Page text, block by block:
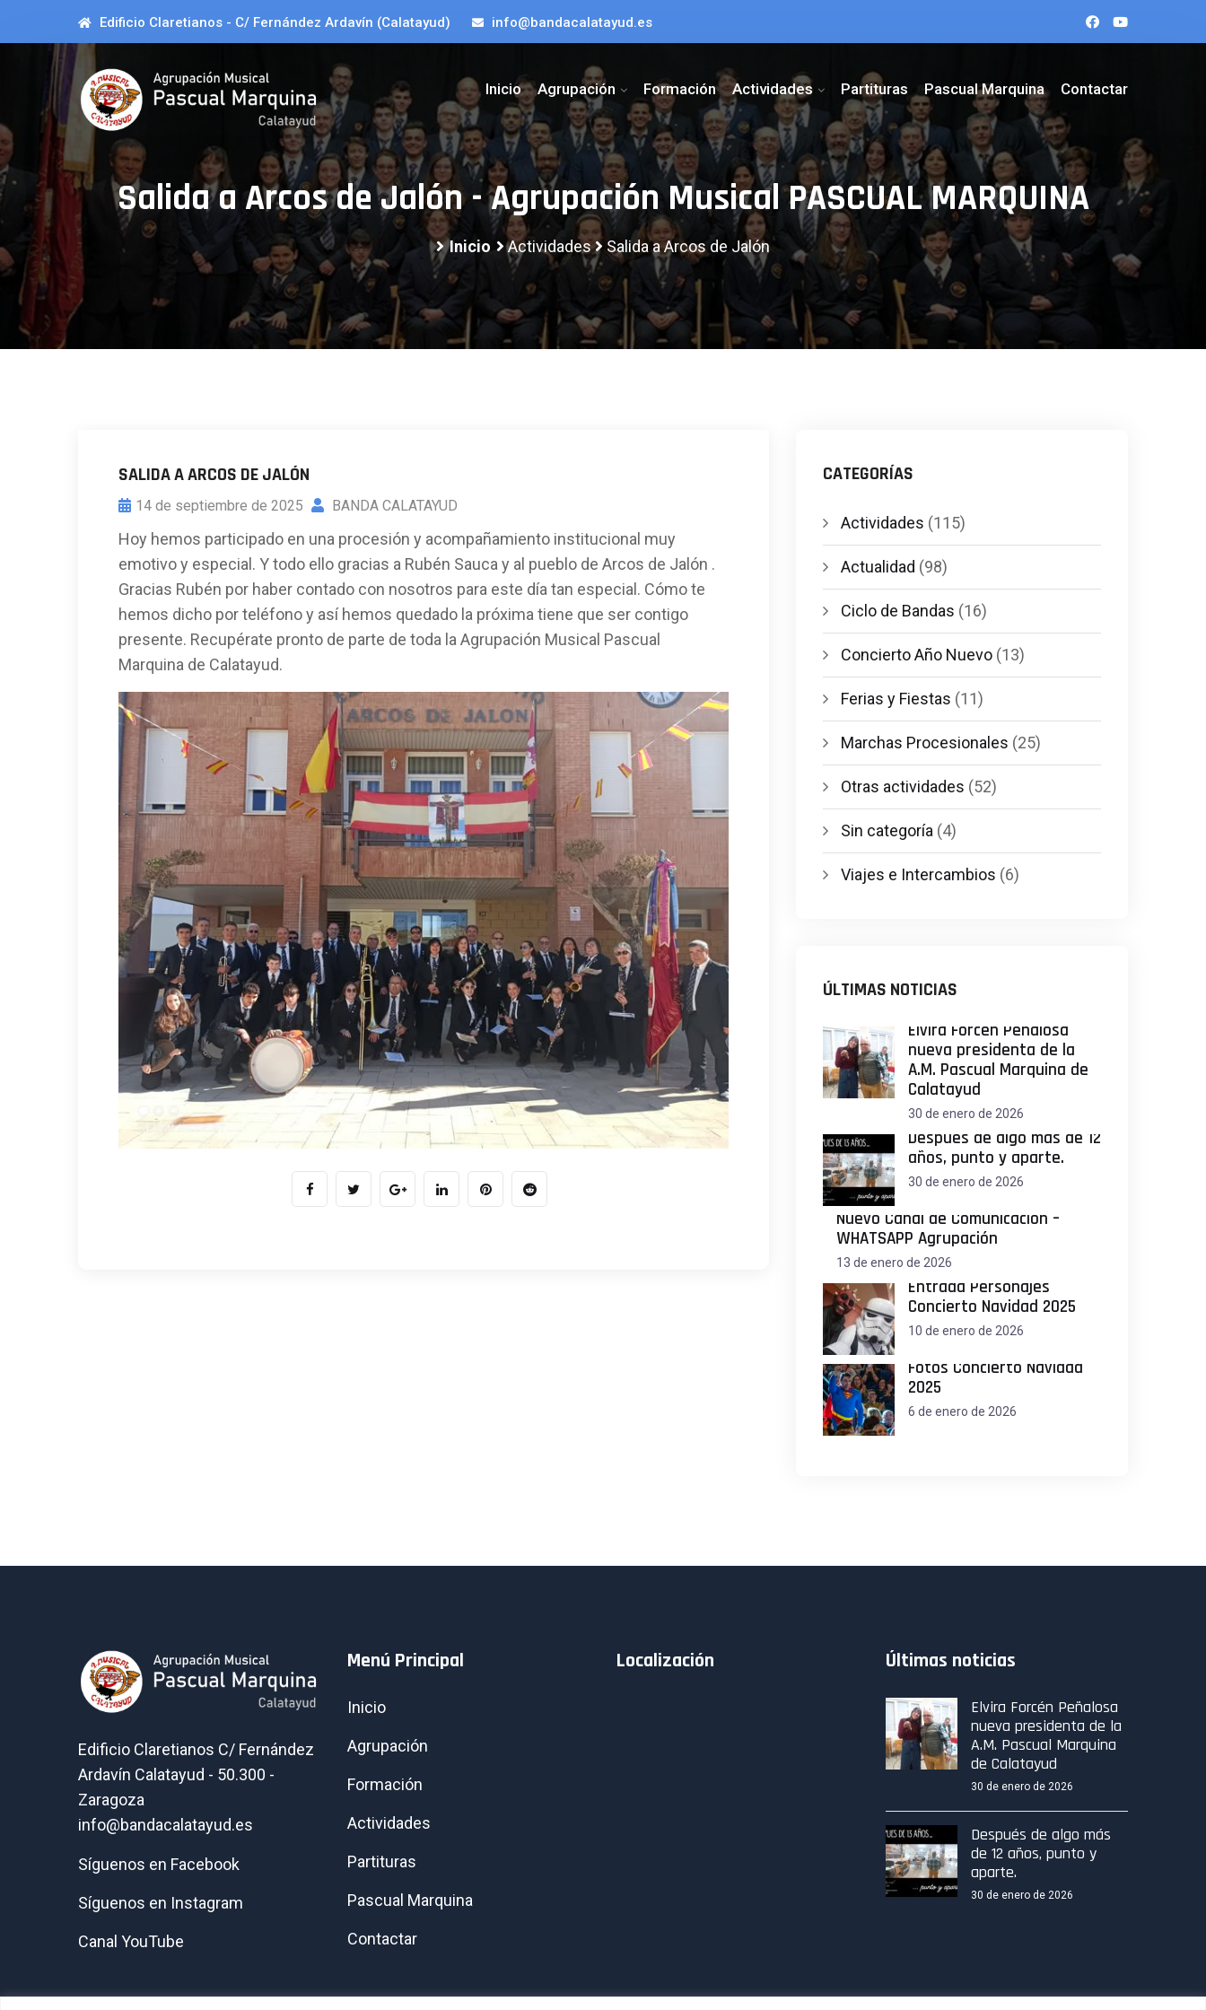
Edificio Claretianos - C/ Fernández Ardavín (Calatayud) info@bandacalatayud.es
Inicio Agrupación Formación Actividades Partituras Pascual Marquina Contactar
Salida a Arcos de Jalón - Agrupación Musical PASCUAL MARQUINA
Inicio Actividades Salida a Arcos de Jalón
SALIDA A ARCOS DE JALÓN
14 de septiembre de 2025 BANDA CALATAYUD
Hoy hemos participado en una procesión y acompañamiento institucional muy
emotivo y especial. Y todo ello gracias a Rubén Sauca y al pueblo de Arcos de Jalón .
Gracias Rubén por haber contado con nosotros para este día tan especial. Cómo te
hemos dicho por teléfono y así hemos quedado la próxima tiene que ser contigo
presente. Recupérate pronto de parte de toda la Agrupación Musical Pascual
Marquina de Calatayud.
CATEGORÍAS
Actividades (115)
Actualidad (98)
Ciclo de Bandas (16)
Concierto Año Nuevo (13)
Ferias y Fiestas (11)
Marchas Procesionales (25)
Otras actividades (52)
Sin categoría (4)
Viajes e Intercambios (6)
ÚLTIMAS NOTICIAS
Elvira Forcén Peñalosa
nueva presidenta de la
A.M. Pascual Marquina de
Calatayud
30 de enero de 2026
Después de algo más de 12
años, punto y aparte.
30 de enero de 2026
Nuevo Canal de Comunicación –
WHATSAPP Agrupación
13 de enero de 2026
Entrada Personajes
Concierto Navidad 2025
10 de enero de 2026
Fotos Concierto Navidad
2025
6 de enero de 2026
Edificio Claretianos C/ Fernández
Ardavín Calatayud - 50.300 -
Zaragoza
info@bandacalatayud.es
Síguenos en Facebook
Síguenos en Instagram
Canal YouTube
Menú Principal
Inicio
Agrupación
Formación
Actividades
Partituras
Pascual Marquina
Contactar
Localización Últimas noticias
Elvira Forcén Peñalosa
nueva presidenta de la
A.M. Pascual Marquina
de Calatayud
30 de enero de 2026
Después de algo más
de 12 años, punto y
aparte.
30 de enero de 2026